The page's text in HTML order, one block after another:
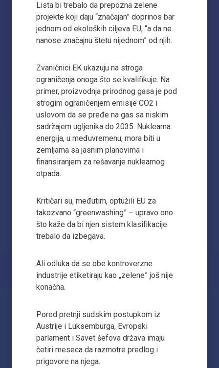
Lista bi trebalo da prepozna zelene
projekte koji daju “značajan” doprinos bar
jednom od ekoloških ciljeva EU, “a da ne
nanose značajnu štetu nijednom” od njih.
Zvaničnici EK ukazuju na stroga
ograničenja onoga što se kvalifikuje. Na
primer, proizvodnja prirodnog gasa je pod
strogim ograničenjem emisije CO2 i
uslovom da se pređe na gas sa niskim
sadržajem ugljenika do 2035. Nuklearna
energija, u međuvremenu, mora biti u
zemljama sa jasnim planovima i
finansiranjem za rešavanje nuklearnog
otpada.
Kritičari su, međutim, optužili EU za
takozvano “greenwashing” – upravo ono
što kaže da bi njen sistem klasifikacije
trebalo da izbegava.
Ali odluka da se obe kontroverzne
industrije etiketiraju kao „zelene” još nije
konačna.
Pored pretnji sudskim postupkom iz
Austrije i Luksemburga, Evropski
parlament i Savet šefova država imaju
četiri meseca da razmotre predlog i
prigovore na njega.